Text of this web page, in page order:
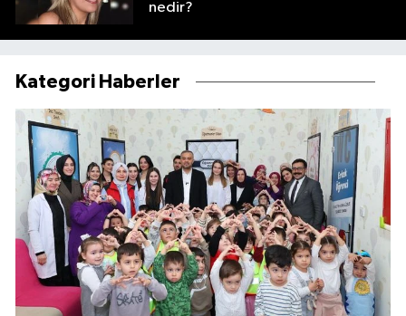
nedir?
Kategori Haberler